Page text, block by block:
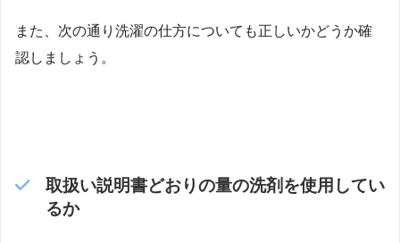
また、次の通り洗濯の仕方についても正しいかどうか確
認しましょう。
取扱い説明書どおりの量の洗剤を使用してい
るか